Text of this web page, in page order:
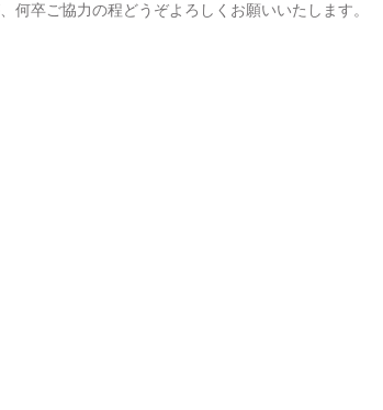
何卒ご協力の程どうぞよろしくお願いいたします。